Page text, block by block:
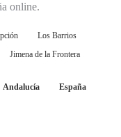
online.
Los Barrios
Jimena de la Frontera
Andalucía
España